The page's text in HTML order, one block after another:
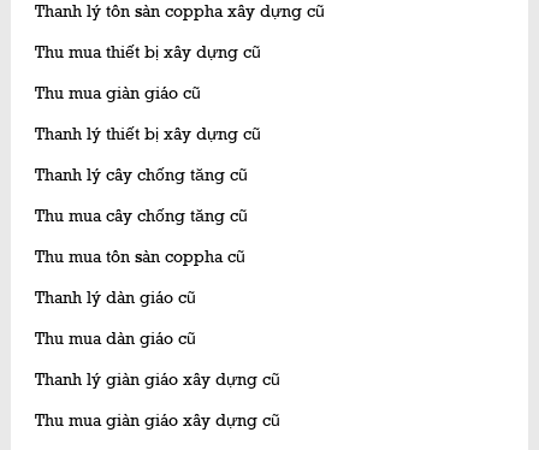
Thanh lý tôn sàn coppha xây dựng cũ
Thu mua thiết bị xây dựng cũ
Thu mua giàn giáo cũ
Thanh lý thiết bị xây dựng cũ
Thanh lý cây chống tăng cũ
Thu mua cây chống tăng cũ
Thu mua tôn sàn coppha cũ
Thanh lý dàn giáo cũ
Thu mua dàn giáo cũ
Thanh lý giàn giáo xây dựng cũ
Thu mua giàn giáo xây dựng cũ